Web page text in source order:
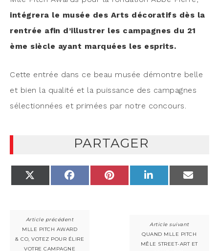
inté­gre­ra le musée des Arts déco­ra­tifs dès la
ren­trée afin d’illus­trer les cam­pagnes du 21
ème siècle ayant mar­quées les esprits.
Cette entrée dans ce beau musée démontre belle
et bien la qua­li­té et la puis­sance des cam­pagnes
sélec­tion­nées et pri­mées par notre concours.
PARTAGER
(TWITTER)
FACEBOOK PINTEREST LINKEDIN
MLLE PITCH AWARD
& CO, VOTEZ POUR ÉLIRE
VOTRE CAMPAGNE
QUAND MLLE PITCH
MÊLE STREET-ART ET